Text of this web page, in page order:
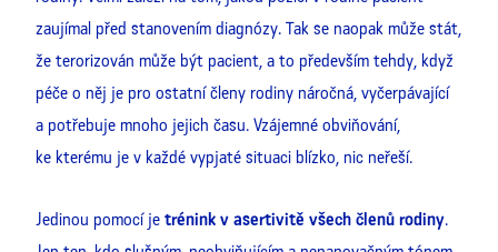
zaujímal před stanovením diagnózy. Tak se naopak může stát,
že terorizován může být pacient, a to především tehdy, když
péče o něj je pro ostatní členy rodiny náročná, vyčerpávající
a potřebuje mnoho jejich času. Vzájemné obviňování,
ke kterému je v každé vypjaté situaci blízko, nic neřeší.
Jedinou pomocí je trénink v asertivitě všech členů rodiny.